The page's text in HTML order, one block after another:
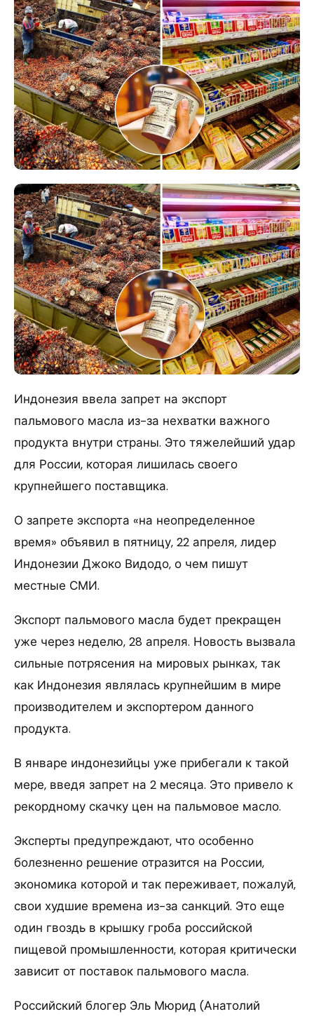
Индонезия ввела запрет на экспорт
пальмового масла из-за нехватки важного
продукта внутри страны. Это тяжелейший удар
для России, которая лишилась своего
крупнейшего поставщика.
О запрете экспорта «на неопределенное
время» объявил в пятницу, 22 апреля, лидер
Индонезии Джоко Видодо, о чем пишут
местные СМИ.
Экспорт пальмового масла будет прекращен
уже через неделю, 28 апреля. Новость вызвала
сильные потрясения на мировых рынках, так
как Индонезия являлась крупнейшим в мире
производителем и экспортером данного
продукта.
В январе индонезийцы уже прибегали к такой
мере, введя запрет на 2 месяца. Это привело к
рекордному скачку цен на пальмовое масло.
Эксперты предупреждают, что особенно
болезненно решение отразится на России,
экономика которой и так переживает, пожалуй,
свои худшие времена из-за санкций. Это еще
один гвоздь в крышку гроба российской
пищевой промышленности, которая критически
зависит от поставок пальмового масла.
Российский блогер Эль Мюрид (Анатолий